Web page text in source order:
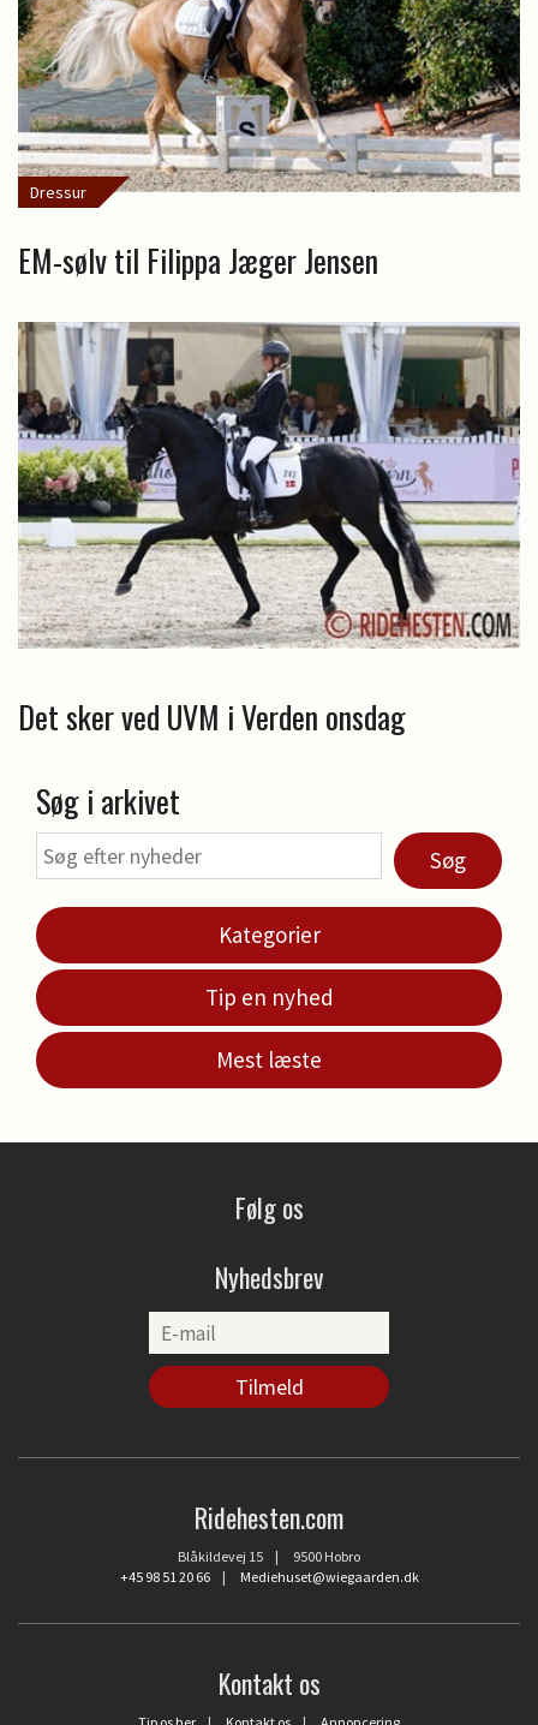
Dressur
EM-sølv til Filippa Jæger Jensen
Det sker ved UVM i Verden onsdag
Søg i arkivet
Søg
Kategorier
Tip en nyhed
Mest læste
Følg os
Nyhedsbrev
Ridehesten.com
Blåkildevej 15 | 9500 Hobro
+45 98 51 20 66| Mediehuset@wiegaarden.dk
Kontakt os